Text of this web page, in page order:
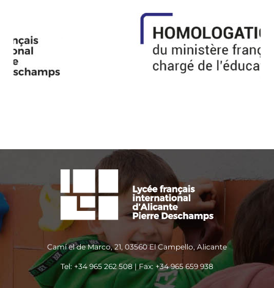
Camí el de Marco, 21, 03560 El Campello, Alicante
Tel: +34 965 262 508 | Fax: +34 965 659 938